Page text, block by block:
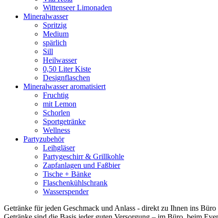
Wittenseer Limonaden
Mineralwasser
Spritzig
Medium
spärlich
Sill
Heilwasser
0,50 Liter Kiste
Designflaschen
Mineralwasser aromatisiert
Fruchtig
mit Lemon
Schorlen
Sportgetränke
Wellness
Partyzubehör
Leihgläser
Partygeschirr & Grillkohle
Zapfanlagen und Faßbier
Tische + Bänke
Flaschenkühlschrank
Wasserspender
Getränke für jeden Geschmack und Anlass - direkt zu Ihnen ins Büro